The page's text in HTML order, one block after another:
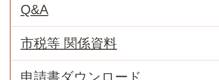
Q&A
市税等 関係資料
申請書ダウンロード